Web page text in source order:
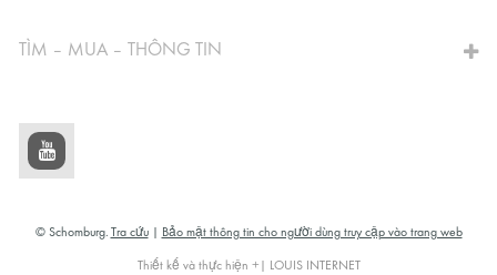
TÌM – MUA – THÔNG TIN
© Schomburg. Tra cứu| Bảo mật thông tin cho người dùng truy cập vào trang web
Thiết kế và thực hiện +| LOUIS INTERNET